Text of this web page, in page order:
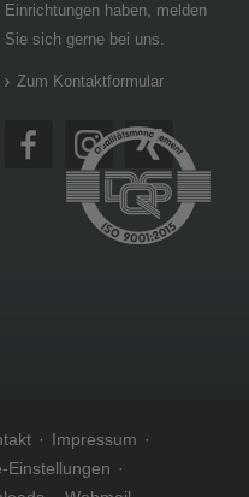
Einrichtungen haben, melden
Sie sich gerne bei uns.
Zum Kontaktformular
Impressum
Einstellungen